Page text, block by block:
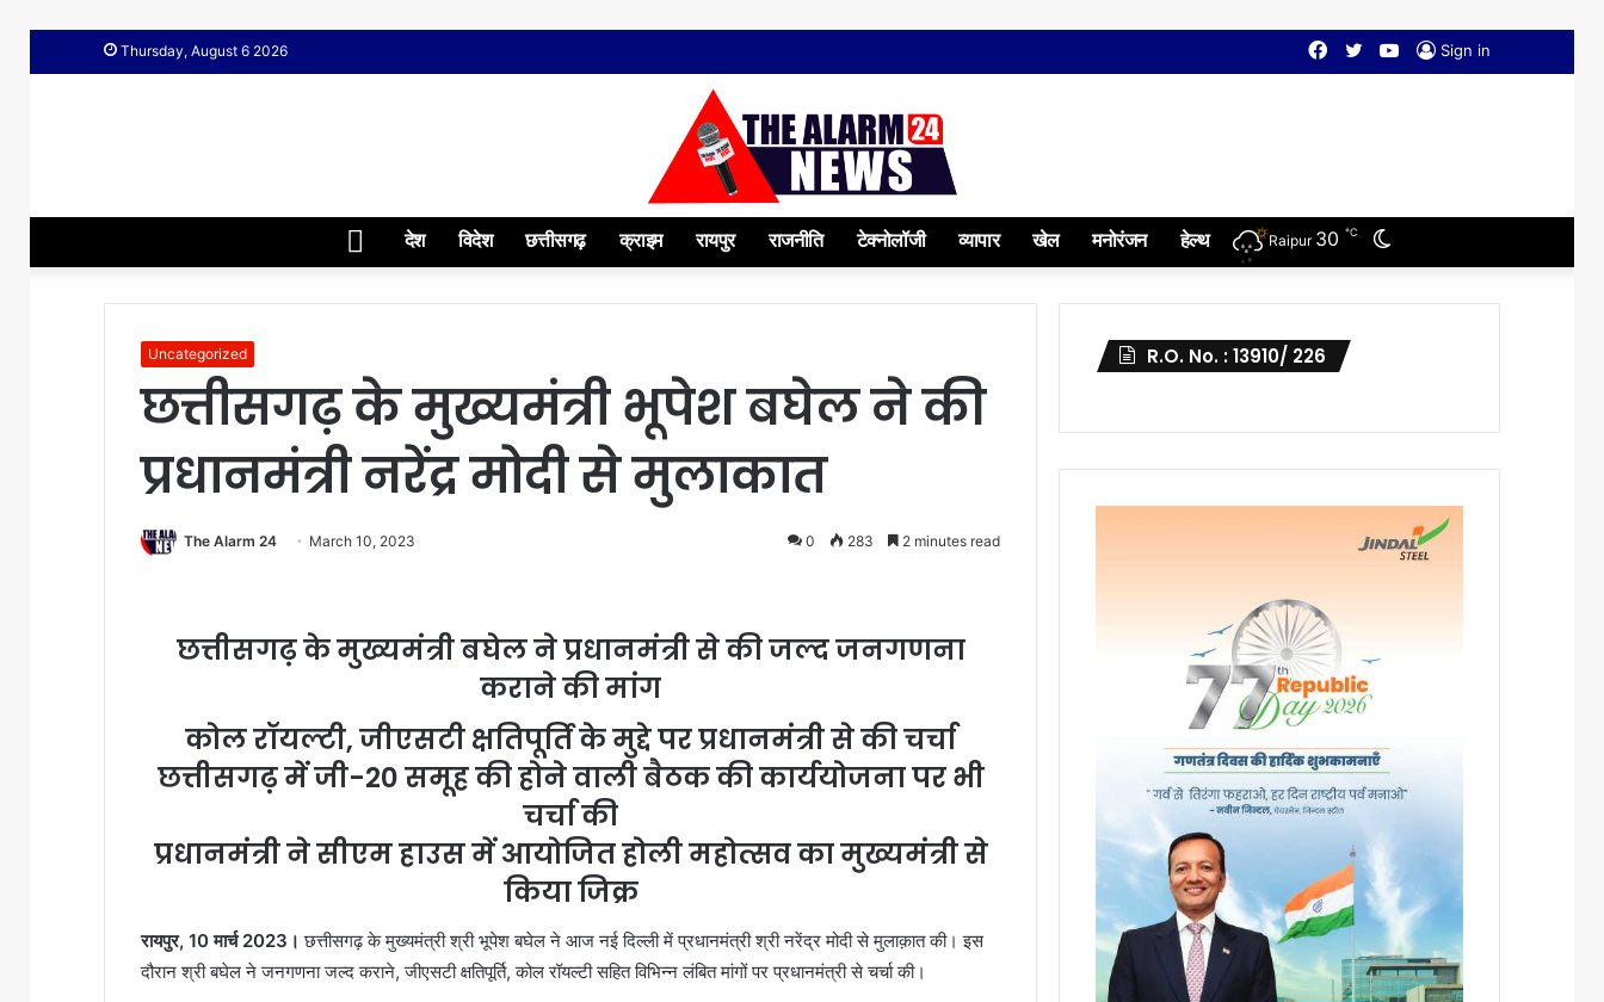
Thursday, August 6 2026 Sign in
YouTube
Twitter
Facebook
Homeदेश विदेश छत्तीसगढ़ क्राइम रायपुर राजनीति टेक्नोलॉजी व्यापार खेल मनोरंजन हेल्थ Raipur 30 ℃
Uncategorized
छत्तीसगढ़ के मुख्यमंत्री भूपेश बघेल ने की
प्रधानमंत्री नरेंद्र मोदी से मुलाकात
The Alarm 24 March 10, 2023 0 283 2 minutes read
छत्तीसगढ़ के मुख्यमंत्री बघेल ने प्रधानमंत्री से की जल्द जनगणना
कराने की मांग
कोल रॉयल्टी, जीएसटी क्षतिपूर्ति के मुद्दे पर प्रधानमंत्री से की चर्चा
छत्तीसगढ़ में जी-20 समूह की होने वाली बैठक की कार्ययोजना पर भी
चर्चा की
प्रधानमंत्री ने सीएम हाउस में आयोजित होली महोत्सव का मुख्यमंत्री से
किया जिक्र
रायपुर, 10 मार्च 2023। छत्तीसगढ़ के मुख्यमंत्री श्री भूपेश बघेल ने आज नई दिल्ली में प्रधानमंत्री श्री नरेंद्र मोदी से मुलाक़ात की। इस
दौरान श्री बघेल ने जनगणना जल्द कराने, जीएसटी क्षतिपूर्ति, कोल रॉयल्टी सहित विभिन्न लंबित मांगों पर प्रधानमंत्री से चर्चा की।
R.O. No. : 13910/ 226